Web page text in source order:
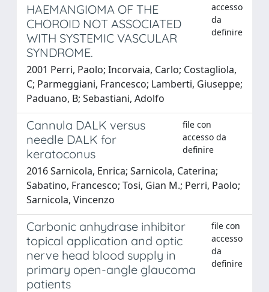
HAEMANGIOMA OF THE
CHOROID NOT ASSOCIATED
WITH SYSTEMIC VASCULAR
SYNDROME.
accesso
da
definire
2001 Perri, Paolo; Incorvaia, Carlo; Costagliola,
C; Parmeggiani, Francesco; Lamberti, Giuseppe;
Paduano, B; Sebastiani, Adolfo
Cannula DALK versus
needle DALK for
keratoconus
file con
accesso da
definire
2016 Sarnicola, Enrica; Sarnicola, Caterina;
Sabatino, Francesco; Tosi, Gian M.; Perri, Paolo;
Sarnicola, Vincenzo
Carbonic anhydrase inhibitor
topical application and optic
nerve head blood supply in
primary open-angle glaucoma
patients
file con
accesso
da
definire